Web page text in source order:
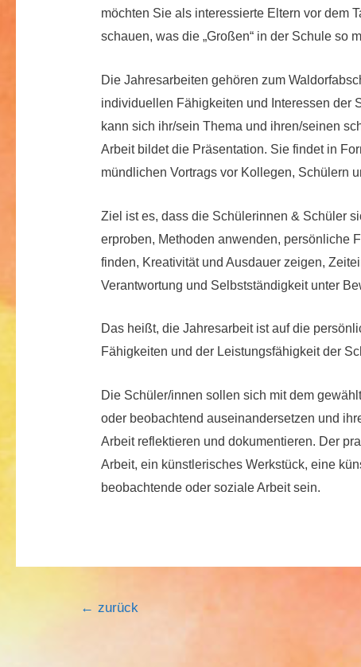
möchten Sie als interessierte Eltern vor dem
schauen, was die „Großen“ in der Schule so
Die Jahresarbeiten gehören zum
individuellen Fähigkeiten und Interessen der
kann sich ihr/sein Thema und ihren/seinen
Arbeit bildet die Präsentation. Sie findet in
mündlichen Vortrags vor Kollegen, Schülern
Ziel ist es, dass die Schülerinnen & Schüler
erproben, Methoden anwenden, persönliche
finden, Kreativität und Ausdauer zeigen,
Verantwortung und Selbstständigkeit unter
Das heißt, die Jahresarbeit ist auf die
Fähigkeiten und der Leistungsfähigkeit der
Die Schüler/innen sollen sich mit dem
oder beobachtend auseinandersetzen und
Arbeit reflektieren und dokumentieren. Der
Arbeit, ein künstlerisches Werkstück, eine
beobachtende oder soziale Arbeit sein.
Beitragsnavigation
← zurück